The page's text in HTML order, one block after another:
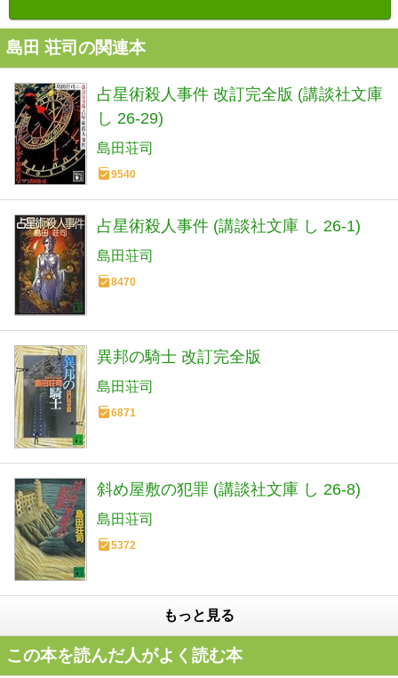
島田 荘司の関連本
占星術殺人事件 改訂完全版 (講談社文庫
し 26-29)
島田荘司
9540
占星術殺人事件 (講談社文庫 し 26-1)
島田荘司
8470
異邦の騎士 改訂完全版
島田荘司
6871
斜め屋敷の犯罪 (講談社文庫 し 26-8)
島田荘司
5372
もっと見る
この本を読んだ人がよく読む本